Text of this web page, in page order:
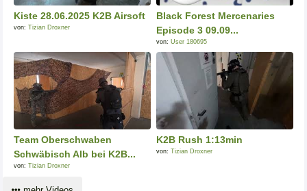
Kiste 28.06.2025 K2B Airsoft
von: Tizian Droxner
Black Forest Mercenaries
Episode 3 09.09...
von: User 180695
Team Oberschwaben
Schwäbisch Alb bei K2B...
von: Tizian Droxner
K2B Rush 1:13min
von: Tizian Droxner